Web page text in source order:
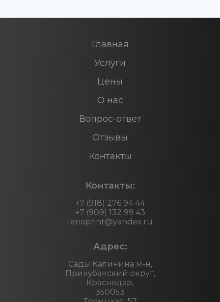
Контакты:
+7 (918) 276 94 44
+7 (909) 132 99 43
lenoprint@yandex.ru
Адрес:
Сады Калинина м-н,
Прикубанский округ,
Краснодар,
350053
Главная
Услуги
Цены
О нас
Вопрос-ответ
Отзывы
Контакты